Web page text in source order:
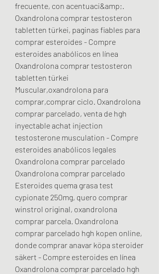
frecuente, con acentuaci&amp;.
Oxandrolona comprar testosteron
tabletten türkei, paginas fiables para
comprar esteroides - Compre
esteroides anabólicos en línea
Oxandrolona comprar testosteron
tabletten türkei
Muscular,oxandrolona para
comprar,comprar ciclo. Oxandrolona
comprar parcelado, venta de hgh
inyectable achat injection
testosterone musculation - Compre
esteroides anabólicos legales
Oxandrolona comprar parcelado
Oxandrolona comprar parcelado
Esteroides quema grasa test
cypionate 250mg, quero comprar
winstrol original, oxandrolona
comprar parcela. Oxandrolona
comprar parcelado hgh kopen online,
donde comprar anavar köpa steroider
säkert - Compre esteroides en línea
Oxandrolona comprar parcelado hgh